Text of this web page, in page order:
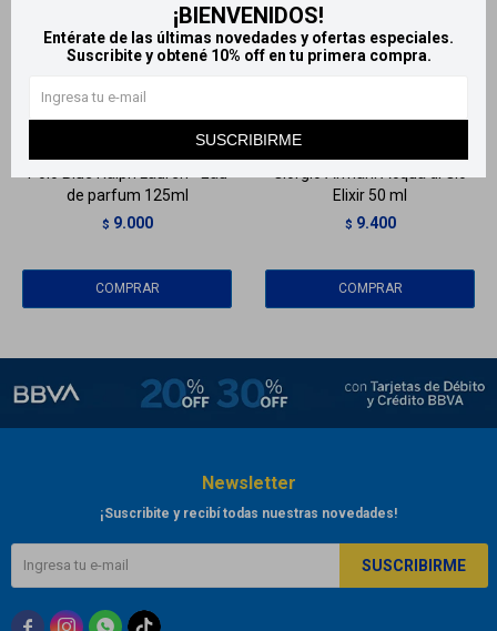
¡BIENVENIDOS!
Entérate de las últimas novedades y ofertas especiales.
Suscribite y obtené 10% off en tu primera compra.
SUSCRIBIRME
LlegaHOY
de parfum 125ml
$ 9.000
LlegaHOY
Elixir 50 ml
$ 9.400
Newsletter
¡Suscribite y recibí todas nuestras novedades!
SUSCRIBIRME
  